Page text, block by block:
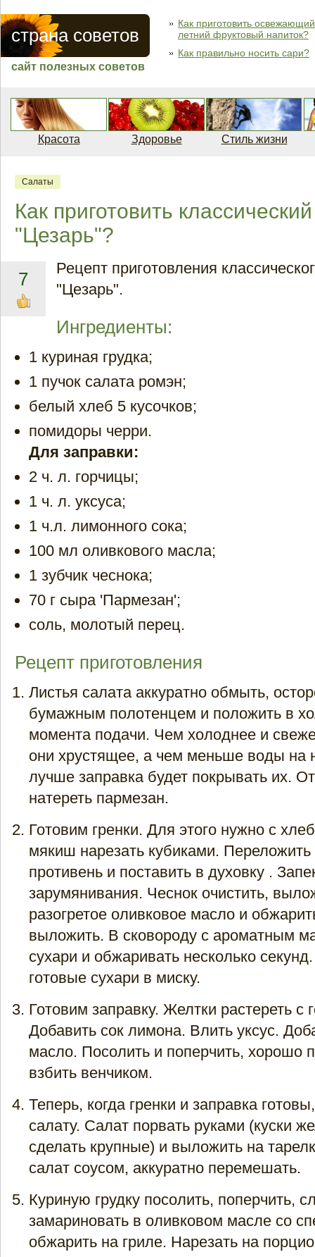
страна советов
сайт полезных советов
Как приготовить освежающий
летний фруктовый напиток?
Как правильно носить сари?
Красота Здоровье Стиль жизни
Салаты
Как приготовить
"Цезарь"?
7
Рецепт приготовления
"Цезарь".
Ингредиенты:
1 куриная грудка;
1 пучок салата ромэн;
белый хлеб 5 кусочков;
помидоры черри.
Для заправки:
2 ч. л. горчицы;
1 ч. л. уксуса;
1 ч.л. лимонного сока;
100 мл оливкового масла;
1 зубчик чеснока;
70 г сыра 'Пармезан';
соль, молотый перец.
Рецепт приготовления
Листья салата аккуратно обмыть,
бумажным полотенцем и положить в
момента подачи. Чем холоднее и
они хрустящее, а чем меньше воды на
лучше заправка будет покрывать их.
натереть пармезан.
Готовим гренки. Для этого нужно с
мякиш нарезать кубиками. Переложить
противень и поставить в духовку .
зарумянивания. Чеснок очистить,
разогретое оливковое масло и
выложить. В сковороду с ароматным
сухари и обжаривать несколько
готовые сухари в миску.
Готовим заправку. Желтки растереть с
Добавить сок лимона. Влить уксус.
масло. Посолить и поперчить, хорошо
взбить венчиком.
Теперь, когда гренки и заправка
салату. Салат порвать руками (куски
сделать крупные) и выложить на
салат соусом, аккуратно перемешать.
Куриную грудку посолить, поперчить,
замариновать в оливковом масле со
обжарить на гриле. Нарезать на